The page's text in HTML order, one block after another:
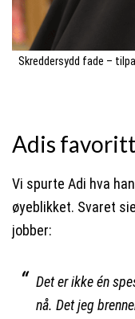
Skreddersydd fade –
Adis
Vi spurte Adi hva
øyeblikket. Svaret
jobber:
Det er ikke én
nå. Det jeg